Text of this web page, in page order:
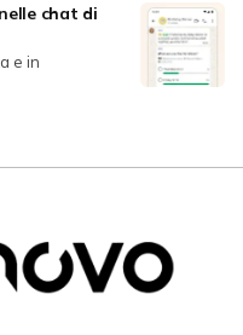
chat di
e in